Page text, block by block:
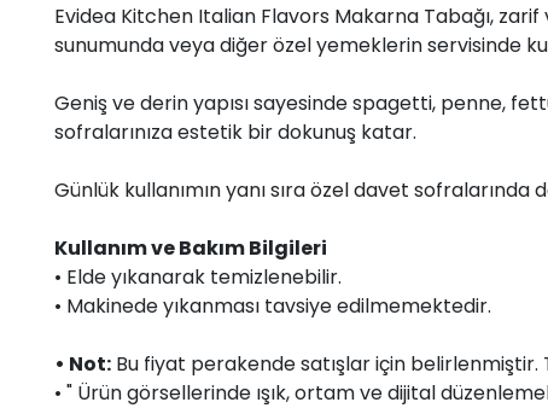
Evidea Kitchen Italian Flavors Makarna Tabağı,
sunumunda veya diğer özel yemeklerin servisinde
Geniş ve derin yapısı sayesinde spagetti, penne,
sofralarınıza estetik bir dokunuş katar.
Günlük kullanımın yanı sıra özel davet sofralarında
Kullanım ve Bakım Bilgileri
• Elde yıkanarak temizlenebilir.
• Makinede yıkanması tavsiye edilmemektedir.
• Not: Bu fiyat perakende satışlar için
• " Ürün görsellerinde ışık, ortam ve dijital